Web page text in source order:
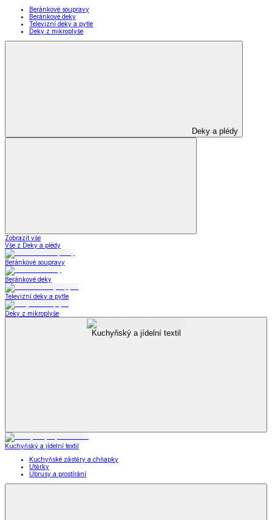
Beránkové soupravy
Beránkové deky
Televizní deky a pytle
Deky z mikroplyše
Deky a plédy
Zobrazit vše
Vše z Deky a plédy
Beránkové soupravy
Beránkové deky
Televizní deky a pytle
Deky z mikroplyše
Kuchyňský a jídelní textil
Kuchyňský a jídelní textil
Kuchyňské zástěry a chňapky
Utěrky
Ubrusy a prostírání